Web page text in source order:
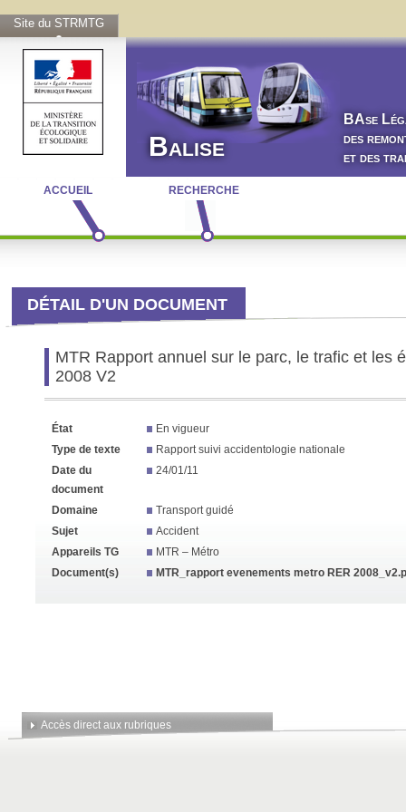
Site du STRMTG
Balise
BAse L
des
et des
ACCUEIL RECHERCHE
DÉTAIL D'UN DOCUMENT
MTR Rapport annuel sur le parc, le trafic et les
2008 V2
État
En vigueur
Type de texte
Rapport suivi accidentologie nationale
Date du
document
24/01/11
Domaine
Transport guidé
Sujet
Accident
Appareils TG
MTR – Métro
Document(s)
MTR_rapport evenements metro RER
Accès direct aux rubriques